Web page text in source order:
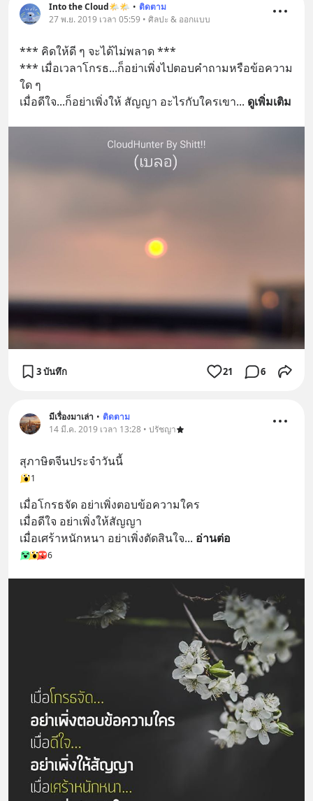
Into the Cloud🌤️🌤️ • ติดตาม
27 พ.ย. 2019 เวลา 05:59 • ศิลปะ & ออกแบบ
*** คิดให้ดี ๆ จะได้ไม่พลาด ***
*** เมื่อเวลาโกรธ...ก็อย่าเพิ่งไปตอบคำถามหรือข้อความ
ใด ๆ
เมื่อดีใจ...ก็อย่าเพิ่งให้ สัญญา อะไรกับใครเขา... ดูเพิ่มเติม
3 บันทึก 21 6
มีเรื่องมาเล่า • ติดตาม
14 มี.ค. 2019 เวลา 13:28 • ปรัชญา
สุภาษิตจีนประจำวันนี้
1
เมื่อโกรธจัด อย่าเพิ่งตอบข้อความใคร
เมื่อดีใจ อย่าเพิ่งให้สัญญา
เมื่อเศร้าหนักหนา อย่าเพิ่งตัดสินใจ... อ่านต่อ
6